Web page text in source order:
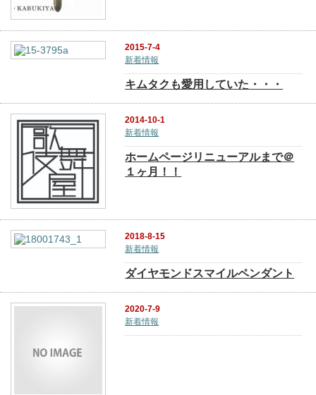
2015-7-4
新着情報
キムタクも愛用していた・・・
2014-10-1
新着情報
ホームページリニューアルまで＠
１ヶ月！！
2018-8-15
新着情報
ダイヤモンドスマイルペンダント
2020-7-9
新着情報